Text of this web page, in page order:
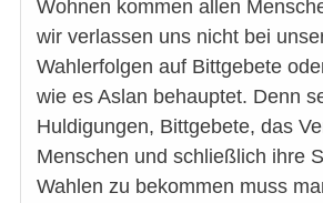
Wohnen kommen allen
wir verlassen uns nicht bei
Wahlerfolgen auf Bittgebete
wie es Aslan behauptet. Denn
Huldigungen, Bittgebete, das
Menschen und schließlich ihre
Wahlen zu bekommen muss